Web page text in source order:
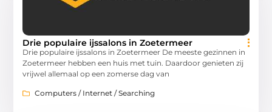
Drie populaire ijssalons in Zoetermeer
Drie populaire ijssalons in Zoetermeer De meeste gezinnen in
Zoetermeer hebben een huis met tuin. Daardoor genieten zij
vrijwel allemaal op een zomerse dag van
Computers / Internet / Searching